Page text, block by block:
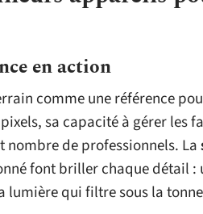
en action
comme une référence
sa capacité à gérer les
de professionnels. La
font briller chaque détail :
lumière qui filtre sous la